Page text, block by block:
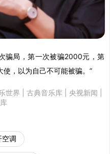
骗局，第一次被骗2000元，第
使，以为自己不可能被骗。”
世界 古典音乐库 央视新闻
空调